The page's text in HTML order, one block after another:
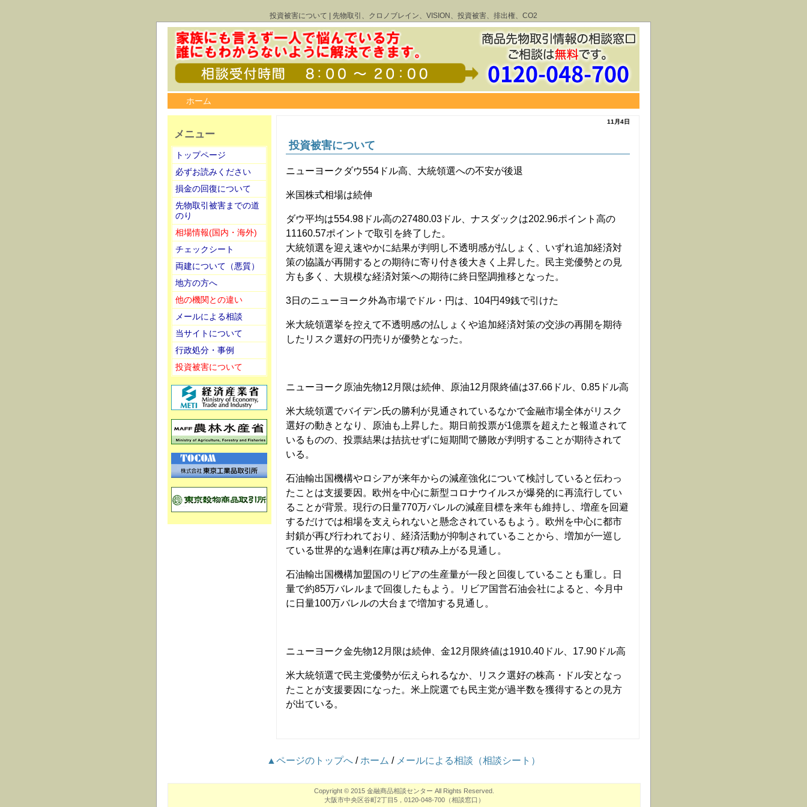
投資被害について | 先物取引、クロノブレイン、VISION、投資被害、排出権、CO2
ホーム
11月4日
投資被害について
ニューヨークダウ554ドル高、大統領選への不安が後退
米国株式相場は続伸
ダウ平均は554.98ドル高の27480.03ドル、ナスダックは202.96ポイント高の
11160.57ポイントで取引を終了した。
大統領選を迎え速やかに結果が判明し不透明感が払しょく、いずれ追加経済対
策の協議が再開するとの期待に寄り付き後大きく上昇した。民主党優勢との見
方も多く、大規模な経済対策への期待に終日堅調推移となった。
3日のニューヨーク外為市場でドル・円は、104円49銭で引けた
米大統領選挙を控えて不透明感の払しょくや追加経済対策の交渉の再開を期待
したリスク選好の円売りが優勢となった。
ニューヨーク原油先物12月限は続伸、原油12月限終値は37.66ドル、0.85ドル高
米大統領選でバイデン氏の勝利が見通されているなかで金融市場全体がリスク
選好の動きとなり、原油も上昇した。期日前投票が1億票を超えたと報道されて
いるものの、投票結果は拮抗せずに短期間で勝敗が判明することが期待されて
いる。
石油輸出国機構やロシアが来年からの減産強化について検討していると伝わっ
たことは支援要因。欧州を中心に新型コロナウイルスが爆発的に再流行してい
ることが背景。現行の日量770万バレルの減産目標を来年も維持し、増産を回避
するだけでは相場を支えられないと懸念されているもよう。欧州を中心に都市
封鎖が再び行われており、経済活動が抑制されていることから、増加が一巡し
ている世界的な過剰在庫は再び積み上がる見通し。
石油輸出国機構加盟国のリビアの生産量が一段と回復していることも重し。日
量で約85万バレルまで回復したもよう。リビア国営石油会社によると、今月中
に日量100万バレルの大台まで増加する見通し。
ニューヨーク金先物12月限は続伸、金12月限終値は1910.40ドル、17.90ドル高
米大統領選で民主党優勢が伝えられるなか、リスク選好の株高・ドル安となっ
たことが支援要因になった。米上院選でも民主党が過半数を獲得するとの見方
が出ている。
メニュー
トップページ
必ずお読みください
損金の回復について
先物取引被害までの道
のり
相場情報(国内・海外)
チェックシート
両建について（悪質）
地方の方へ
他の機関との違い
メールによる相談
当サイトについて
行政処分・事例
投資被害について
▲ページのトップへ / ホーム / メールによる相談（相談シート）
Copyright © 2015 金融商品相談センター All Rights Reserved.
大阪市中央区谷町2丁目5， 0120-048-700（相談窓口）